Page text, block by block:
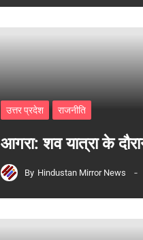
उत्तर प्रदेश राजनीति
आगरा: शव यात्रा के
By Hindustan Mirror News